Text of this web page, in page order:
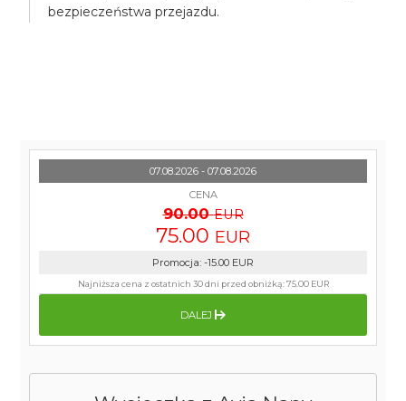
bezpieczeństwa przejazdu.
07.08.2026 - 07.08.2026
CENA
90.00 EUR
75.00 EUR
Promocja: -15.00 EUR
Najniższa cena z ostatnich 30 dni przed obniżką:75.00 EUR
DALEJ